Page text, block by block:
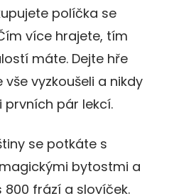
políčka se
více hrajete, tím
máte. Dejte hře
vyzkoušeli a nikdy
prvních pár lekcí.
se potkáte s
bytostmi a
frází a slovíček.